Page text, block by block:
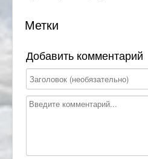
Метки
Добавить комментарий